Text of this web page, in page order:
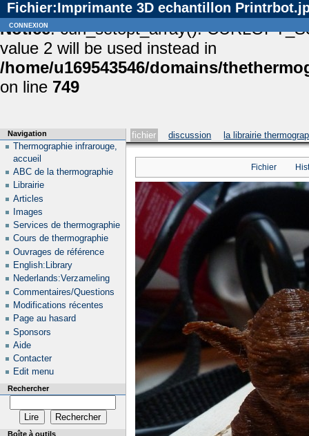
Notice: curl_setopt_array():
value 2 will be used instead in
/home/u169543546/domains/
on line 749
Fichier:Imprimante 3D echantillon
fichier discussion la librairie
Fichier
Navigation
Thermographie infrarouge,
accueil
ABC de la thermographie
Librairie
Articles
Images
Services de thermographie
Cours de thermographie
Ouvrages de référence
English:Library
Nederlands:Verzameling
Commentaires/Questions
Modifications récentes
Page au hasard
Sponsors
Aide
Contacter
Edit menu
Rechercher
Boîte à outils
connexion